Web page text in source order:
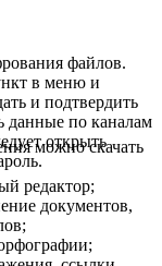
файлов.
в меню и
и подтвердить
данные по каналам
открыть
можно скачать
редактор;
документов,